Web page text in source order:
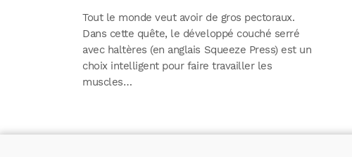
Tout le monde veut avoir de gros pectoraux.
Dans cette quête, le développé couché serré
avec haltères (en anglais Squeeze Press) est un
choix intelligent pour faire travailler les
muscles…